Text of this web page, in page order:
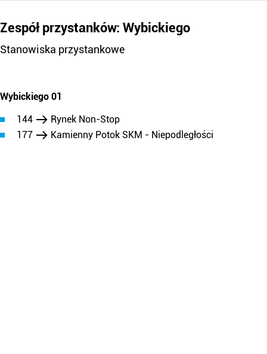
Zespół przystanków: Wybickiego
Stanowiska przystankowe
Wybickiego 01
144
Rynek Non-Stop
177
Kamienny Potok SKM - Niepodległości